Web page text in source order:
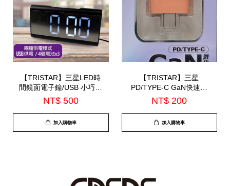
【TRISTAR】三星LED時
間鏡面電子鐘/USB 小巧精
緻可當鏡子使用 |12/4小時
制|(TS-A52)
NT$ 500
加入購物車
【TRISTAR】三星
PD/TYPE-C GaN快速充
電器(TS-USB180)
NT$ 200
加入購物車